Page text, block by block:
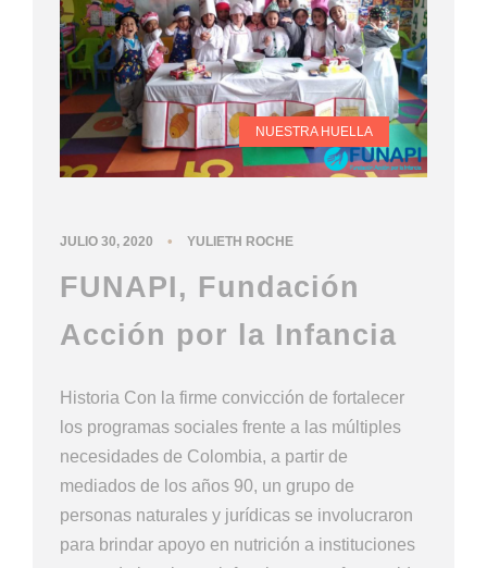
NUESTRA HUELLA
JULIO 30, 2020 • YULIETH ROCHE
FUNAPI, Fundación
Acción por la Infancia
Historia Con la firme convicción de fortalecer
los programas sociales frente a las múltiples
necesidades de Colombia, a partir de
mediados de los años 90, un grupo de
personas naturales y jurídicas se involucraron
para brindar apoyo en nutrición a instituciones